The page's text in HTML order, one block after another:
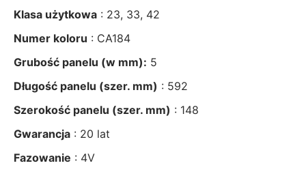
Klasa użytkowa : 23, 33, 42
Numer koloru : CA184
Grubość panelu (w mm): 5
Długość panelu (szer. mm) : 592
Szerokość panelu (szer. mm) : 148
Gwarancja : 20 lat
Fazowanie : 4V